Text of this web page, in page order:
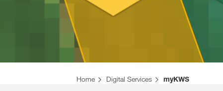
Sie befinden sich auf der KWS Website für
Home Digital Services myKWS